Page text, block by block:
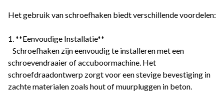
Het gebruik van schroefhaken biedt verschillende voordelen:
1. **Eenvoudige Installatie**
Schroefhaken zijn eenvoudig te installeren met een
schroevendraaier of accuboormachine. Het
schroefdraadontwerp zorgt voor een stevige bevestiging in
zachte materialen zoals hout of muurpluggen in beton.